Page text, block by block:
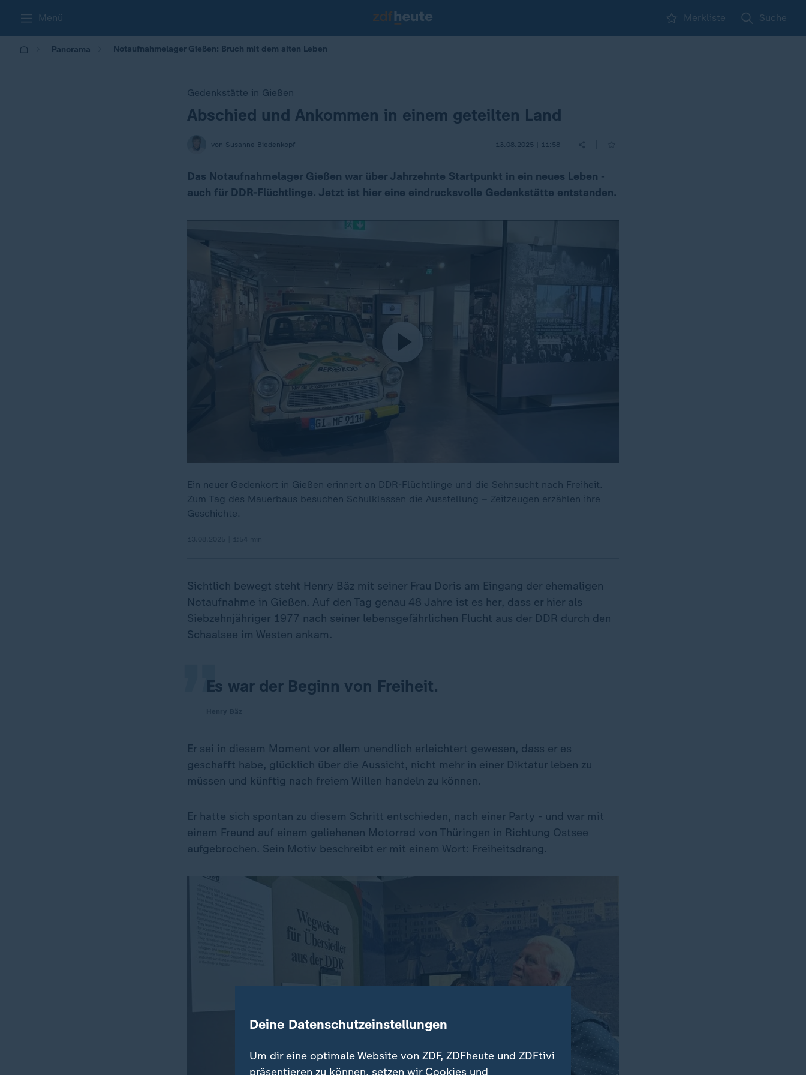
Menü Merkliste Suche
Panorama Notaufnahmelager Gießen: Bruch mit dem alten Leben
Gedenkstätte in Gießen
:
Abschied und Ankommen in einem geteilten Land
von Susanne Biedenkopf 13.08.2025 | 11:58
Das Notaufnahmelager Gießen war über Jahrzehnte Startpunkt in ein neues Leben -
auch für DDR-Flüchtlinge. Jetzt ist hier eine eindrucksvolle Gedenkstätte entstanden.
Ein neuer Gedenkort in Gießen erinnert an DDR-Flüchtlinge und die Sehnsucht nach Freiheit.
Zum Tag des Mauerbaus besuchen Schulklassen die Ausstellung – Zeitzeugen erzählen ihre
Geschichte.
Sichtlich bewegt steht Henry Bäz mit seiner Frau Doris am Eingang der ehemaligen
Notaufnahme in Gießen. Auf den Tag genau 48 Jahre ist es her, dass er hier als
Siebzehnjähriger 1977 nach seiner lebensgefährlichen Flucht aus der DDR durch den
Schaalsee im Westen ankam.
Es war der Beginn von Freiheit.
„
Er sei in diesem Moment vor allem unendlich erleichtert gewesen, dass er es
geschafft habe, glücklich über die Aussicht, nicht mehr in einer Diktatur leben zu
müssen und künftig nach freiem Willen handeln zu können.
Er hatte sich spontan zu diesem Schritt entschieden, nach einer Party - und war mit
einem Freund auf einem geliehenen Motorrad von Thüringen in Richtung Ostsee
aufgebrochen. Sein Motiv beschreibt er mit einem Wort: Freiheitsdrang.
Deine Datenschutzeinstellungen
Um dir eine optimale Website von ZDF, ZDFheute und ZDFtivi
präsentieren zu können, setzen wir Cookies und